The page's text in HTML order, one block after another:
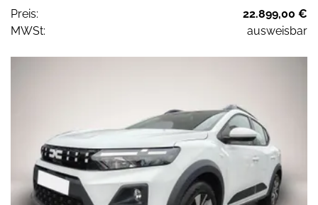
Preis:
22.899,00 €
MWSt:
ausweisbar